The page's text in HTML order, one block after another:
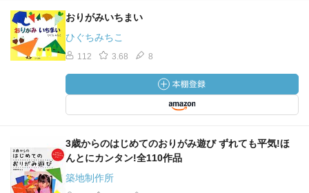
おりがみいちまい
ひぐちみちこ
112 3.68 8
3歳からのはじめてのおりがみ遊び ずれても平気!ほ
んとにカンタン!全110作品
築地制作所